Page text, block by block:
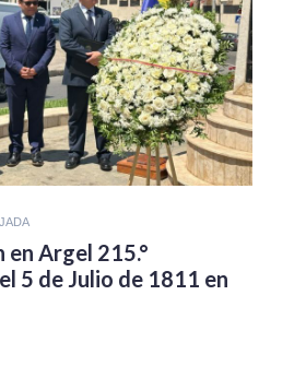
Argel 215.°
5 de Julio de 1811 en